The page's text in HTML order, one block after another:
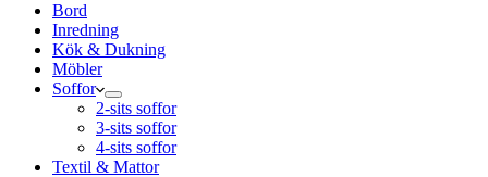
Bord
Inredning
Kök & Dukning
Möbler
Soffor
2-sits soffor
3-sits soffor
4-sits soffor
Textil & Mattor